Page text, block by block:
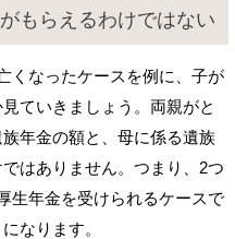
もらえるわけではない
くなったケースを例に、子が
ていきましょう。両親がと
年金の額と、母に係る遺族
はありません。つまり、2つ
生年金を受けられるケースで
なります。